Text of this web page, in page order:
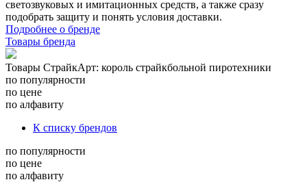
светозвуковых и имитационных средств, а также сразу
подобрать защиту и понять условия доставки.
Подробнее о бренде
Товары бренда
Товары СтрайкАрт: король страйкбольной пиротехники
по популярности
по цене
по алфавиту
К списку брендов
по популярности
по цене
по алфавиту